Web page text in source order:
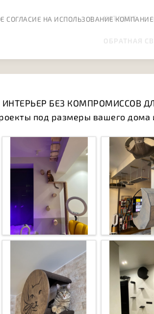
КАТАЛОГ
ОБРАТНАЯ
БЕЗ КОМПРОМИССОВ
под размеры вашего
НА ИСПОЛЬЗОВАНИЕ